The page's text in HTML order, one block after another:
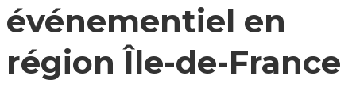
événementiel en
région Île-de-France